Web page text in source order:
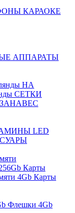
КАРАОКЕ
АППАРАТЫ
НА
СЕТКИ
LED
Карты
4Gb Карты
Флешки 4Gb